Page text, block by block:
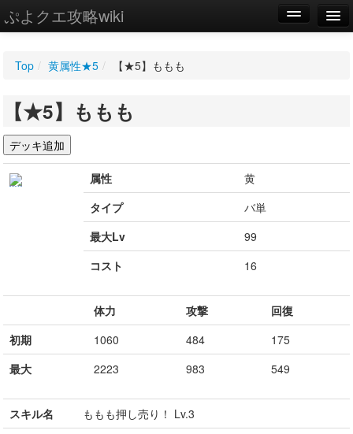
ぷよクエ攻略wiki
WIKI
設定
Top / 黄属性★5 / 【★5】ももも
【★5】ももも
属性
黄
タイプ
バ単
最大Lv
99
コスト
16
体力 攻撃
回復
初期
1060 484
175
最大
2223 983 549
スキル名
ももも押し売り！ Lv.3